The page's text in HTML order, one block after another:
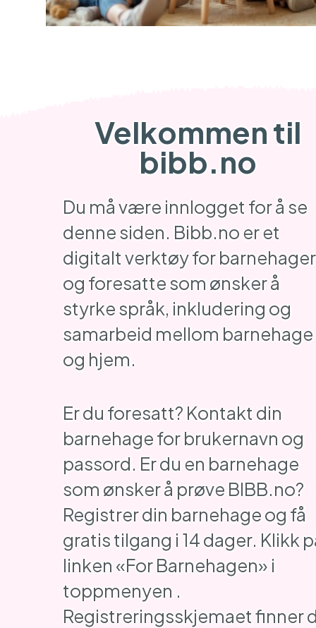
Velkommen til
bibb.no
Du må være innlogget for å se
denne siden. Bibb.no er et
digitalt verktøy for barnehager
og foresatte som ønsker å
styrke språk, inkludering og
samarbeid mellom barnehage
og hjem.
Er du foresatt? Kontakt din
barnehage for brukernavn og
passord. Er du en barnehage
som ønsker å prøve BIBB.no?
Registrer din barnehage og få
gratis tilgang i 14 dager. Klikk
linken «For Barnehagen» i
toppmenyen .
Registreringsskjemaet finner